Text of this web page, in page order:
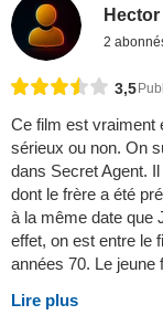
2
3,5
Ce film est vraiment
sérieux ou non. On
dans Secret Agent.
dont le frère a été
à la même date que
effet, on est entre le
années 70. Le jeune
Lire plus